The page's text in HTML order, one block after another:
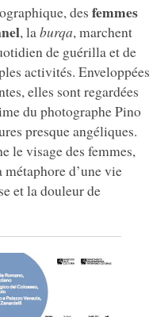
des femmes
, la burqa, marchent
de guérilla et de
activités. Enveloppées
elles sont regardées
du photographe Pino
presque angéliques.
le visage des femmes,
d’une vie
et la douleur de